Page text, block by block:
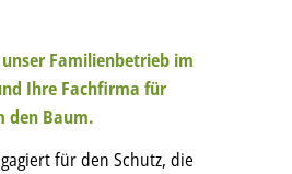
Familienbetrieb im
Ihre Fachfirma für
den Baum.
für den Schutz, die